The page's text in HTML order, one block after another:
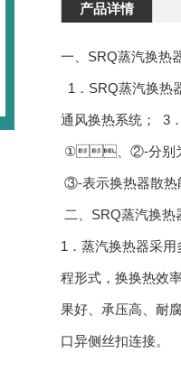
产品详情
一、SRQ蒸汽换热
1．SRQ蒸汽换热
通风换热系统； 3
①、②-分别为
③-表示换热器散
二、SRQ蒸汽换
1．蒸汽换热器采用
程形式，换换热
果好、承压高
口异侧丝扣连接。